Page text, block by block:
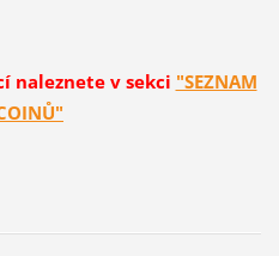
naleznete v sekci "SEZNAM